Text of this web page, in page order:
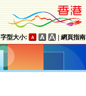
字型大小: 網頁指南